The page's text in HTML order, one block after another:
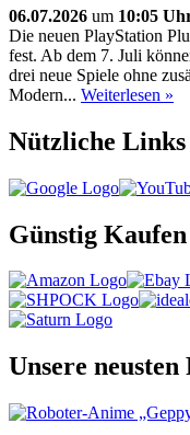
06.07.2026 um 10:05
Die neuen PlayStation
fest. Ab dem 7. Juli
drei neue Spiele ohne
Modern... Weiterlesen »
Nützliche Links
Günstig Kaufen
Unsere neusten